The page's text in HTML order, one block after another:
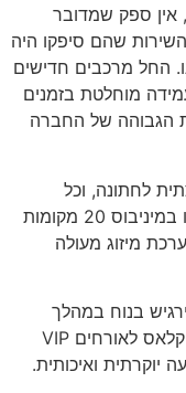
אין ספק שמדובר
שהם סיפקו היה
החל מרכבים חדישים
מוחלטת בזמנים
הגבוהה של החברה
לחתונה, וכל
הנסיעה הייתה חוויה נעימה ומהנה. בחרנו במיניבוס 20 מקומות
מיזוג מעולה
בנוח במהלך
הנסיעה. בנוסף, הזמנו גם מונית גדולה וי קלאס לאורחים VIP
יוקרתית ואיכותית.